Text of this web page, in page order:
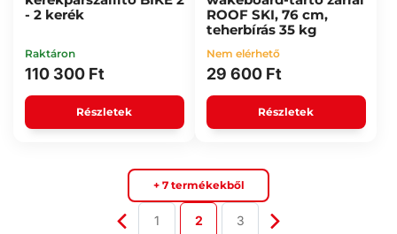
- 2 kerék
Raktáron
110 300 Ft
Részletek
ROOF SKI, 76 cm,
teherbírás 35 kg
Nem elérhető
29 600 Ft
Részletek
+ 7 termékekből
1 2 3